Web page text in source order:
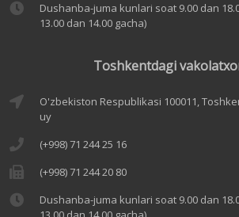
Dushanba-juma kunlari soat 9.00 dan
13.00 dan 14.00 gacha)
Toshkentdagi
O'zbekiston Respublikasi 100011,
uy
(+998) 71 244 25 16
(+998) 71 244 20 80
Dushanba-juma kunlari soat 9.00 dan